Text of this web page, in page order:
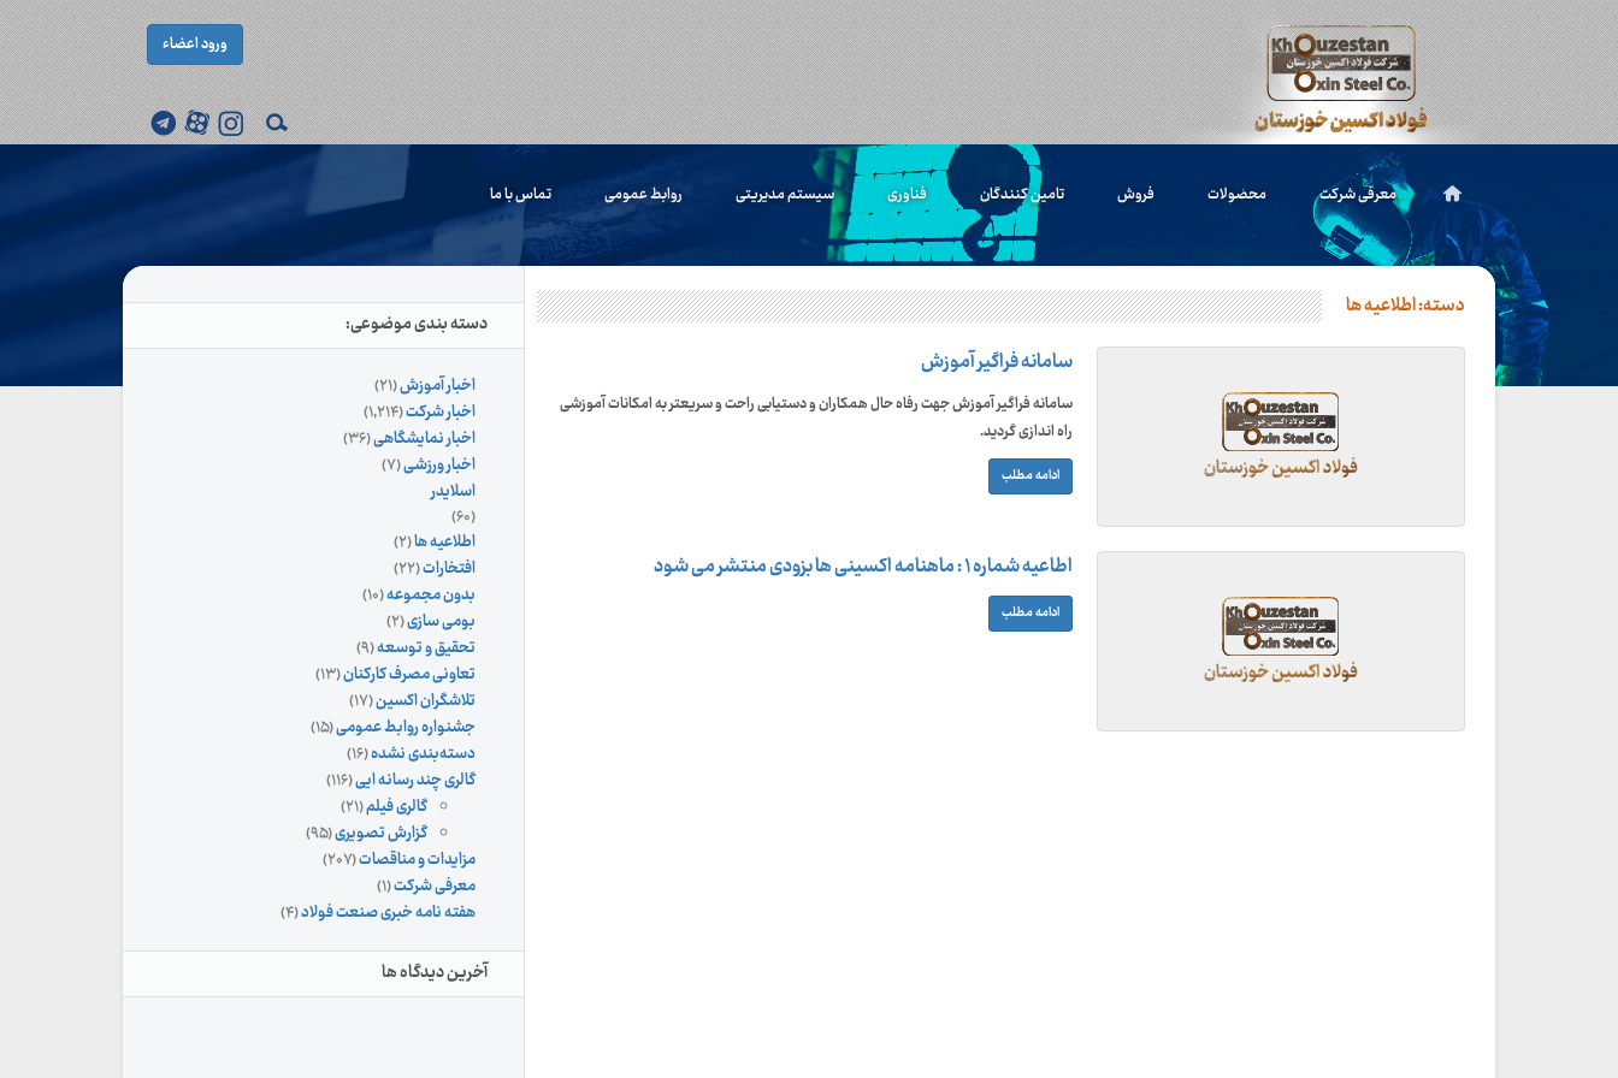
ورود اعضاء
معرفی شرکت محصولات فروش تامین کنندگان فناوری سیستم مدیریتی روابط عمومی تماس با ما
دسته:اطلاعیه ها
سامانه فراگیر آموزش
سامانه فراگیر آموزش جهت رفاه حال همکاران و دستیابی راحت و سریعتر به امکانات آموزشی
راه اندازی گردید.
ادامه مطلب
اطاعیه شماره ۱ : ماهنامه اکسینی ها بزودی منتشر می شود
ادامه مطلب
دسته بندی موضوعی:
اخبار آموزش(۲۱)
اخبار شرکت(۱,۲۱۴)
اخبار نمایشگاهی(۳۶)
اخبار ورزشی(۷)
اسلایدر
(۶۰)
اطلاعیه ها(۲)
افتخارات(۲۲)
بدون مجموعه(۱۰)
بومی سازی(۲)
تحقیق و توسعه(۹)
تعاونی مصرف کارکنان(۱۳)
تلاشگران اکسین(۱۷)
جشنواره روابط عمومی(۱۵)
دسته‌بندی نشده(۱۶)
گالری چند رسانه ایی(۱۱۶)
گالری فیلم(۲۱)
گزارش تصویری(۹۵)
مزایدات و مناقصات(۲۰۷)
معرفی شرکت(۱)
هفته نامه خبری صنعت فولاد(۴)
آخرین دیدگاه ها